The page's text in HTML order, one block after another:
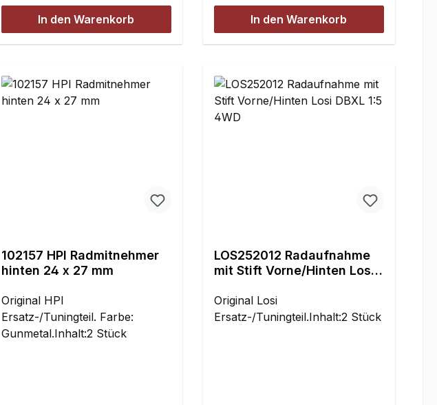
Gramm (original LOS25077
wiegt 23 Gramm).Inhalt:2 Stück
Stück gehärtete Mitnehmerstifte
3x23,8 mm
geringfügig vergrößert.Von
daher ist es für die Verwendung
erforderlich, die Felgenbohrung
etwas zu vergrößern.Aufgrund
wiederholter Nachfrage zur
Verwendung: Diese Radmuttern
Lauterbacher usw.) auf Modelle
der HPI Baja 5 Baureihe.
Gleichzeitig wird die Spurweite
Komplettset für die Vorder- und
Hinterachse benötigen Sie die
vorne:Außendurchmesser: ca.
In den Warenkorb In den Warenkorb
102157 HPI Radmitnehmer
hinten 24 x 27 mm
Original HPI
Ersatz-/Tuningteil. Farbe:
Gunmetal.Inhalt:2 Stück
LOS252012 Radaufnahme
mit Stift Vorne/Hinten Losi
Original Losi
Ersatz-/Tuningteil.Inhalt:2 Stück